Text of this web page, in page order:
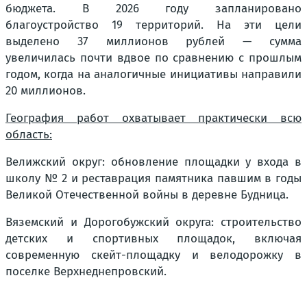
бюджета. В 2026 году запланировано
благоустройство 19 территорий. На эти цели
выделено 37 миллионов рублей — сумма
увеличилась почти вдвое по сравнению с прошлым
годом, когда на аналогичные инициативы направили
20 миллионов.
География работ охватывает практически всю
область:
Велижский округ: обновление площадки у входа в
школу № 2 и реставрация памятника павшим в годы
Великой Отечественной войны в деревне Будница.
Вяземский и Дорогобужский округа: строительство
детских и спортивных площадок, включая
современную скейт-площадку и велодорожку в
поселке Верхнеднепровский.